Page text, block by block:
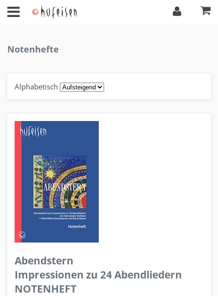
Notenhefte
Alphabetisch
Abendstern
Impressionen zu 24 Abendliedern
NOTENHEFT